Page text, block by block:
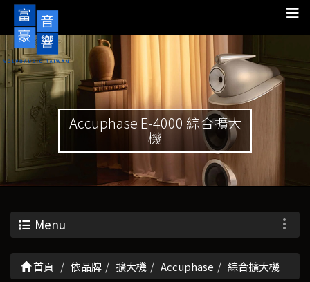
Accuphase E-4000 綜合擴大
機
Menu
首頁 依品牌 擴大機 Accuphase 綜合擴大機